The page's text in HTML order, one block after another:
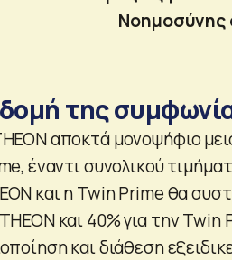
Νοημοσύνης
της
αποκτά μονοψήφιο
έναντι συνολικού
και η Twin Prime θα
και 40% για την
και διάθεση